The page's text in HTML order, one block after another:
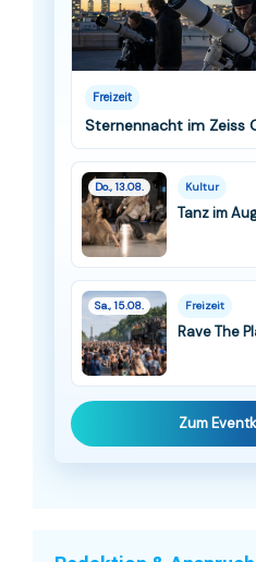
Freizeit
Sternennacht im Zeiss
Do., 13.08. Kultur
Tanz im
Sa., 15.08. Freizeit
Rave The
Zum